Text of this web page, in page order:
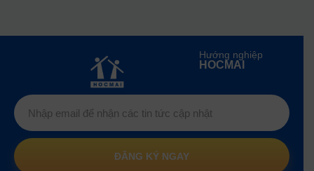
Hướng nghiệp
HOCMAI
ĐĂNG KÝ NGAY